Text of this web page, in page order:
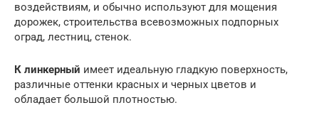
воздействиям, и обычно используют для мощения
дорожек, строительства всевозможных подпорных
оград, лестниц, стенок.
К линкерный имеет идеальную гладкую поверхность,
различные оттенки красных и черных цветов и
обладает большой плотностью.